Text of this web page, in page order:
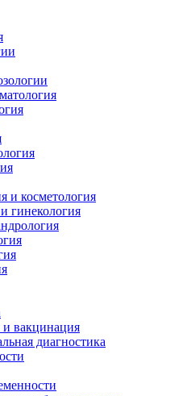
и косметология
гинекология
и вакцинация
диагностика